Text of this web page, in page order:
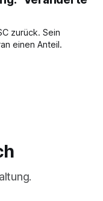
zurück. Sein
einen Anteil.